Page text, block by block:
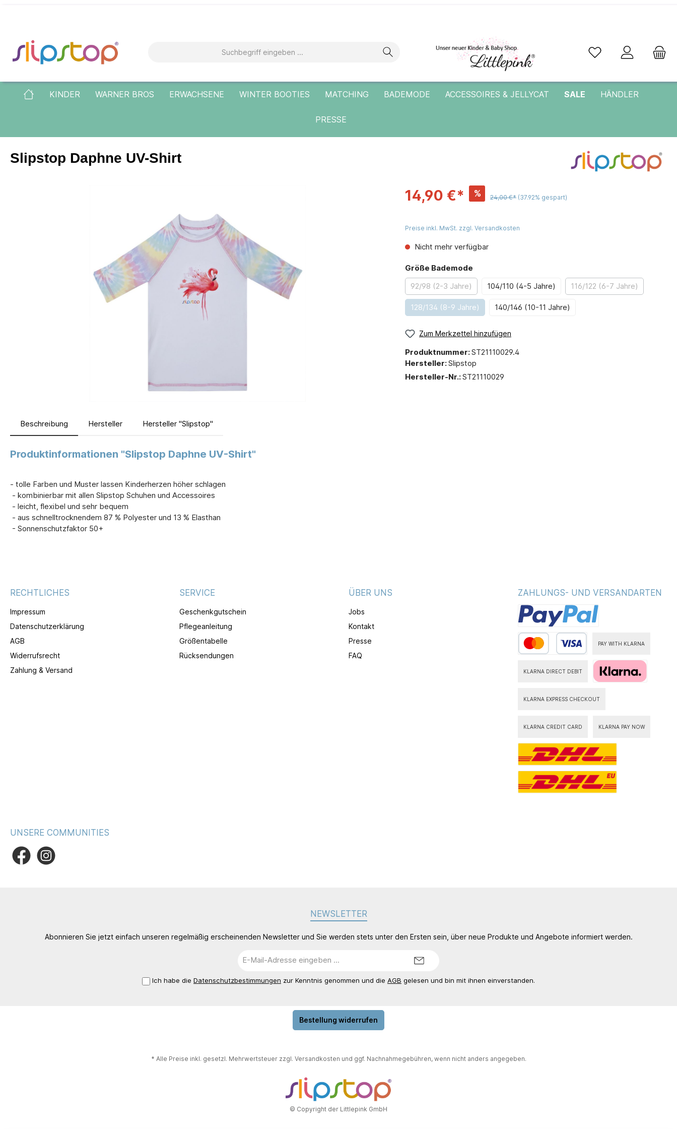
KINDER WARNER BROS ERWACHSENE WINTER BOOTIES MATCHING BADEMODE ACCESSOIRES & JELLYCAT SALE HÄNDLER
PRESSE
Slipstop Daphne UV-Shirt
14,90 €* % 24,00 €* (37.92% gespart)
Preise inkl. MwSt. zzgl. Versandkosten
Nicht mehr verfügbar
Größe Bademode
92/98 (2-3 Jahre)
104/110 (4-5 Jahre) 116/122 (6-7 Jahre)
128/134 (8-9 Jahre) 140/146 (10-11 Jahre)
Zum Merkzettel hinzufügen
Produktnummer:ST21110029.4
Hersteller:Slipstop
Hersteller-Nr.:ST21110029
Beschreibung Hersteller Hersteller "Slipstop"
Produktinformationen "Slipstop Daphne UV-Shirt"
- tolle Farben und Muster lassen Kinderherzen höher schlagen
- kombinierbar mit allen Slipstop Schuhen und Accessoires
- leicht, flexibel und sehr bequem
- aus schnelltrocknendem 87 % Polyester und 13 % Elasthan
- Sonnenschutzfaktor 50+
RECHTLICHES
Impressum
Datenschutzerklärung
AGB
Widerrufsrecht
Zahlung & Versand
SERVICE
Geschenkgutschein
Pflegeanleitung
Größentabelle
Rücksendungen
ÜBER UNS
Jobs
Kontakt
Presse
FAQ
ZAHLUNGS- UND VERSANDARTEN
PAY WITH KLARNA
KLARNA DIRECT DEBIT
KLARNA EXPRESS CHECKOUT
KLARNA CREDIT CARD KLARNA PAY NOW
UNSERE COMMUNITIES
NEWSLETTER
Abonnieren Sie jetzt einfach unseren regelmäßig erscheinenden Newsletter und Sie werden stets unter den Ersten sein, über neue Produkte und Angebote informiert werden.
Mail-
Ich habe die Datenschutzbestimmungen zur Kenntnis genommen und die AGB gelesen und bin mit ihnen einverstanden.
Bestellung widerrufen
* Alle Preise inkl. gesetzl. Mehrwertsteuer zzgl. Versandkosten und ggf. Nachnahmegebühren, wenn nicht anders angegeben.
© Copyright der Littlepink GmbH